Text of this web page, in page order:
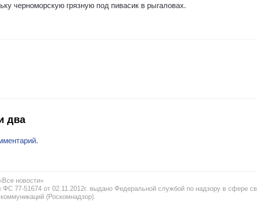
черноморскую грязную под пивасик в рыгаловах.
два
новости»
77-51674 от 02.11.2012г. выдано Федеральной службой по надзору в сфере
(Роскомнадзор)